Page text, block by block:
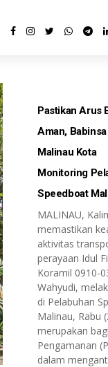
Pastikan Arus
Aman, Babinsa
Malinau Kota
Monitoring
Speedboat
MALINAU,
memastikan
aktivitas
perayaan Idul
Koramil 0910-
Wahyudi,
di Pelabuhan
Malinau, Rabu
merupakan
Pengamanan
dalam